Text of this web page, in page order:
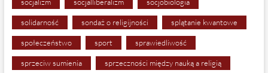
solidarność sondaż o religijności splątanie kwantowe
społeczeństwo sport sprawiedliwość
sprzeciw sumienia sprzeczności między nauką a religią